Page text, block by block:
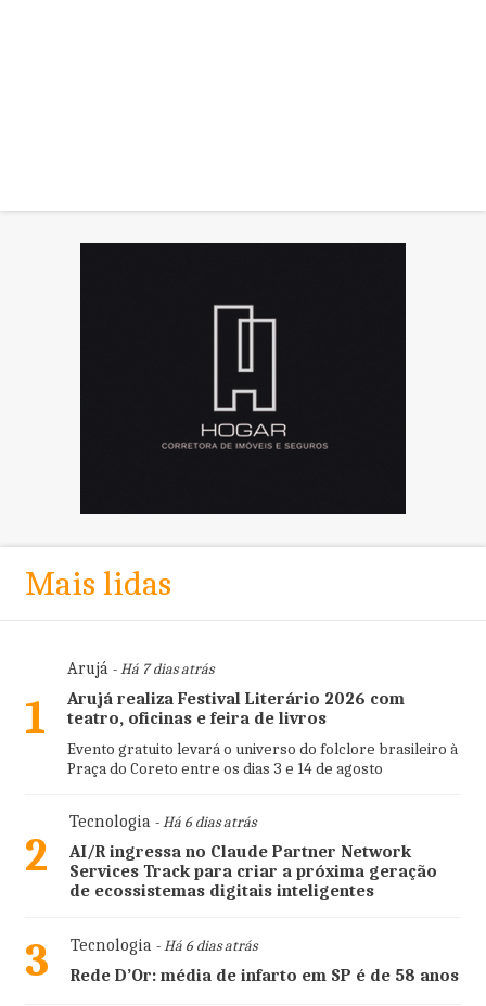
Mais lidas
1
Arujá- Há 7 dias atrás
Arujá realiza Festival Literário 2026 com
teatro, oficinas e feira de livros
Evento gratuito levará o universo do folclore brasileiro à
Praça do Coreto entre os dias 3 e 14 de agosto
2
Tecnologia- Há 6 dias atrás
AI/R ingressa no Claude Partner Network
Services Track para criar a próxima geração
de ecossistemas digitais inteligentes
3 Tecnologia- Há 6 dias atrás
Rede D’Or: média de infarto em SP é de 58 anos